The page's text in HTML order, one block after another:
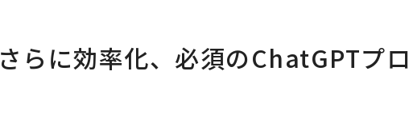
らに効率化、必須のChatGPTプロ